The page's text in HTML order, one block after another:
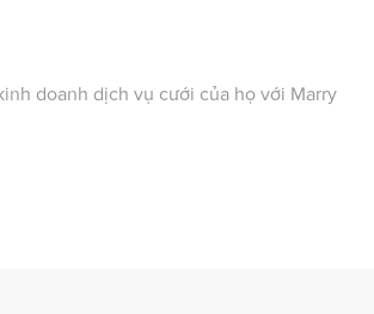
Dịch vụ cưới tại Ninh Bình
doanh dịch vụ cưới của họ với Marry